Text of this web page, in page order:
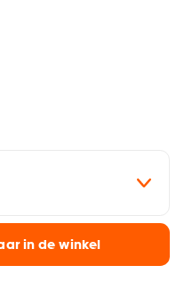
in de winkel